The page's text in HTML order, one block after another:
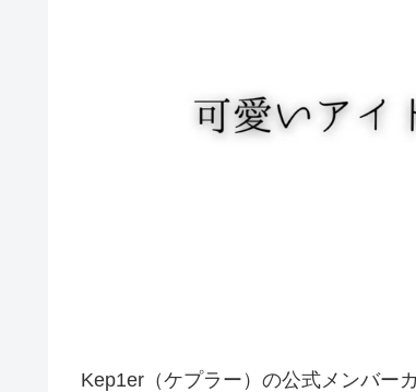
Kep1er（ケプラー）の公式メンバー